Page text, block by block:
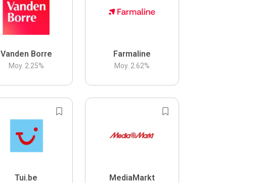
Vanden Borre
Moy. 2.25%
Farmaline
Moy. 2.62%
Tui.be MediaMarkt